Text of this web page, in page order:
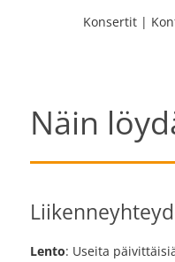
Konsertit |
Näin
Lento: Useita